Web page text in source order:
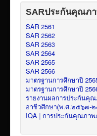
SARประกันคุณภ
SAR 2561
SAR 2562
SAR 2563
SAR 2564
SAR 2565
SAR 2566
มาตรฐานการศึกษาปี
มาตรฐานการศึกษาปี
รายงานผลการประกันคุ
อาชีวศึกษา(พ.ศ.๒๕๖๗-
IQA | การประกันคุณภา